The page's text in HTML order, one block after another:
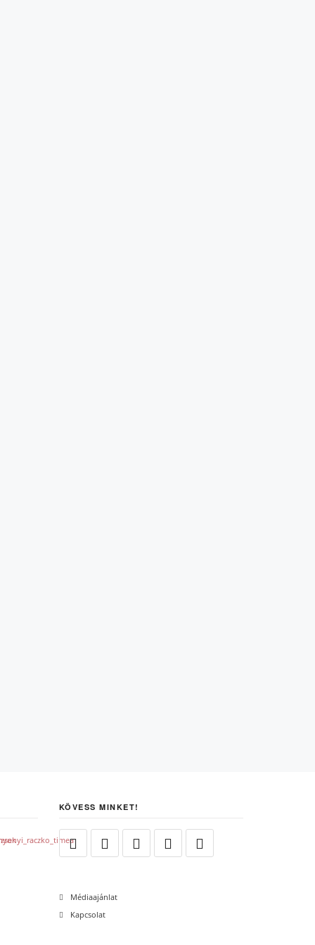
KÖVESS MINKET!
Médiaajánlat
Kapcsolat